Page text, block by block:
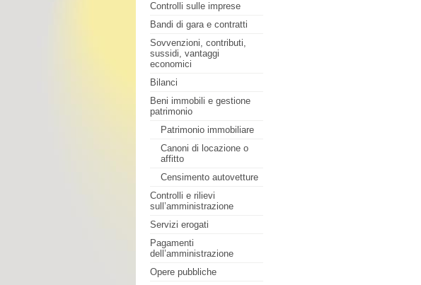
Controlli sulle imprese
Bandi di gara e contratti
Sovvenzioni, contributi,
sussidi, vantaggi
economici
Bilanci
Beni immobili e gestione
patrimonio
Patrimonio immobiliare
Canoni di locazione o
affitto
Censimento autovetture
Controlli e rilievi
sull’amministrazione
Servizi erogati
Pagamenti
dell’amministrazione
Opere pubbliche